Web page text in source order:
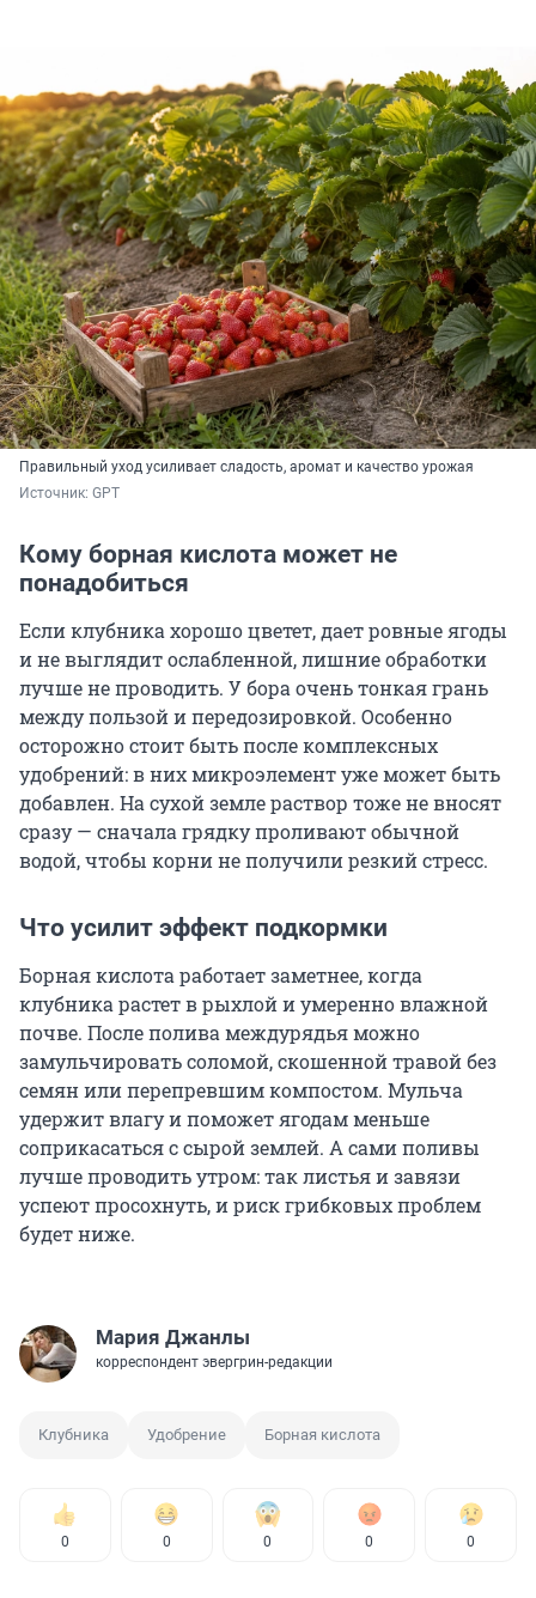
Правильный уход усиливает сладость, аромат и качество урожая
Источник: GPT
Кому борная кислота может не
понадобиться
Если клубника хорошо цветет, дает ровные ягоды
и не выглядит ослабленной, лишние обработки
лучше не проводить. У бора очень тонкая грань
между пользой и передозировкой. Особенно
осторожно стоит быть после комплексных
удобрений: в них микроэлемент уже может быть
добавлен. На сухой земле раствор тоже не вносят
сразу — сначала грядку проливают обычной
водой, чтобы корни не получили резкий стресс.
Что усилит эффект подкормки
Борная кислота работает заметнее, когда
клубника растет в рыхлой и умеренно влажной
почве. После полива междурядья можно
замульчировать соломой, скошенной травой без
семян или перепревшим компостом. Мульча
удержит влагу и поможет ягодам меньше
соприкасаться с сырой землей. А сами поливы
лучше проводить утром: так листья и завязи
успеют просохнуть, и риск грибковых проблем
будет ниже.
Мария Джанлы
корреспондент эвергрин-редакции
Клубника Удобрение Борная кислота
0 0 0 0 0